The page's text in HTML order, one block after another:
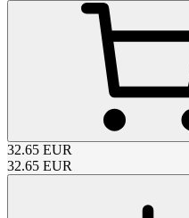
32.65 EUR
32.65 EUR